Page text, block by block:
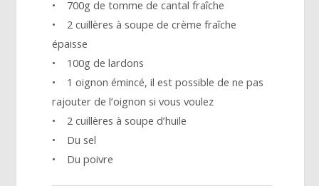
• 700g de tomme de cantal fraîche
• 2 cuillères à soupe de crème fraîche
épaisse
• 100g de lardons
• 1 oignon émincé, il est possible de ne pas
rajouter de l’oignon si vous voulez
• 2 cuillères à soupe d’huile
• Du sel
• Du poivre